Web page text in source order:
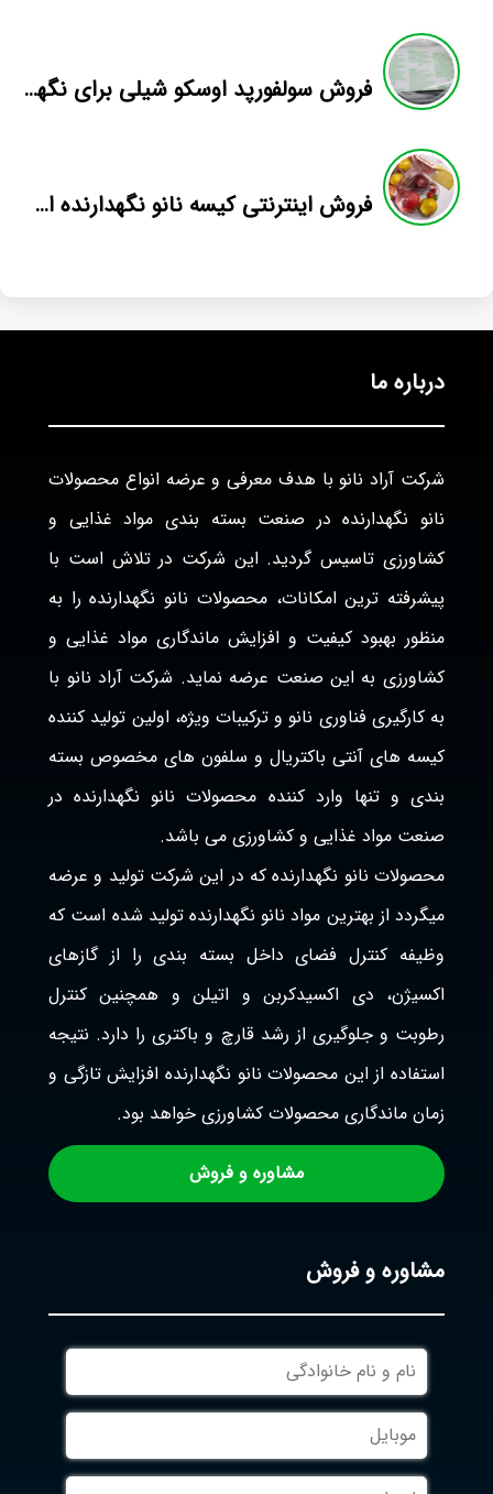
فروش سولفورپد اوسکو شیلی برای نگهداری انگور صادراتی
فروش اینترنتی کیسه نانو نگهدارنده اسپک
درباره ما
شرکت آراد نانو با هدف معرفی و عرضه انواع محصولات
نانو نگهدارنده در صنعت بسته بندی مواد غذایی و
کشاورزی تاسیس گردید. این شرکت در تلاش است با
پیشرفته ترین امکانات، محصولات نانو نگهدارنده را به
منظور بهبود کیفیت و افزایش ماندگاری مواد غذایی و
کشاورزی به این صنعت عرضه نماید. شرکت آراد نانو با
به کارگیری فناوری نانو و ترکیبات ویژه، اولین تولید کننده
کیسه های آنتی باکتریال و سلفون های مخصوص بسته
بندی و تنها وارد کننده محصولات نانو نگهدارنده در
صنعت مواد غذایی و کشاورزی می باشد.
محصولات نانو نگهدارنده که در این شرکت تولید و عرضه
میگردد از بهترین مواد نانو نگهدارنده تولید شده است که
وظیفه کنترل فضای داخل بسته بندی را از گازهای
اکسیژن، دی اکسیدکربن و اتیلن و همچنین کنترل
رطوبت و جلوگیری از رشد قارچ و باکتری را دارد. نتیجه
استفاده از این محصولات نانو نگهدارنده افزایش تازگی و
زمان ماندگاری محصولات کشاورزی خواهد بود.
مشاوره و فروش
مشاوره و فروش
نام
و
نام
خانوادگی
موبایل
ایمیل